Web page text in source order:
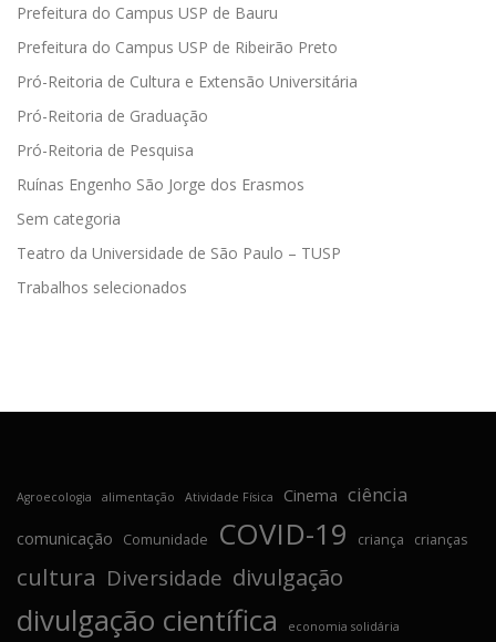
Prefeitura do Campus USP de Bauru
Prefeitura do Campus USP de Ribeirão Preto
Pró-Reitoria de Cultura e Extensão Universitária
Pró-Reitoria de Graduação
Pró-Reitoria de Pesquisa
Ruínas Engenho São Jorge dos Erasmos
Sem categoria
Teatro da Universidade de São Paulo – TUSP
Trabalhos selecionados
Agroecologia alimentação Atividade Física Cinema ciência
comunicação Comunidade COVID-19 criança crianças
cultura Diversidade divulgação
divulgação científica economia solidária